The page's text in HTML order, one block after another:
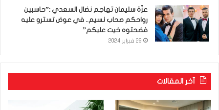
عزّة سليمان تهاجم نضال السعدي :”حاسبين
رواحكم صحاب نسيم.. في عوض تسترو عليه
فضحتوه خيت عليكم”
29 فبراير 2024
آخر المقالات